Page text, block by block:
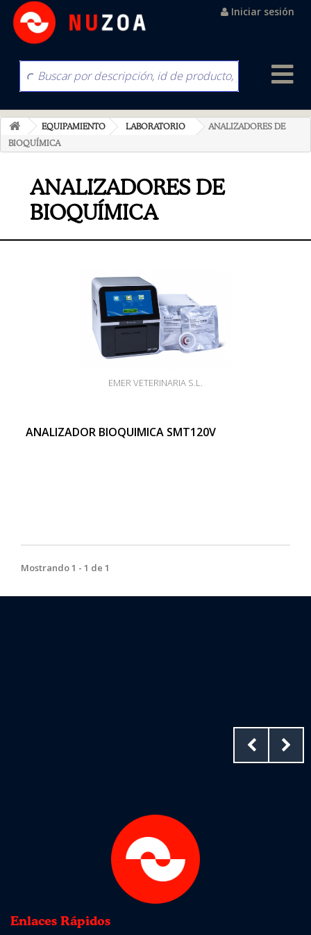
Iniciar sesión
EQUIPAMIENTO LABORATORIO
ANALIZADORES DE
BIOQUÍMICA
ANALIZADORES DE
BIOQUÍMICA
EMER VETERINARIA S.L.
ANALIZADOR BIOQUIMICA SMT120V
Mostrando 1 - 1 de 1
Enlaces Rápidos